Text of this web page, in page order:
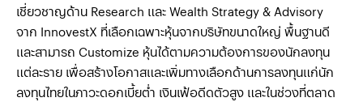
เชี่ยวชาญด้าน Research และ Wealth Strategy & Advisory
จาก InnovestX ที่เลือกเฉพาะหุ้นจากบริษัทขนาดใหญ่ พื้นฐานดี
และสามารถ Customize หุ้นได้ตามความต้องการของนักลงทุน
แต่ละราย เพื่อสร้างโอกาสและเพิ่มทางเลือกด้านการลงทุนแก่นัก
ลงทุนไทยในภาวะดอกเบี้ยต่ำ เงินเฟ้อดีดตัวสูง และในช่วงที่ตลาด